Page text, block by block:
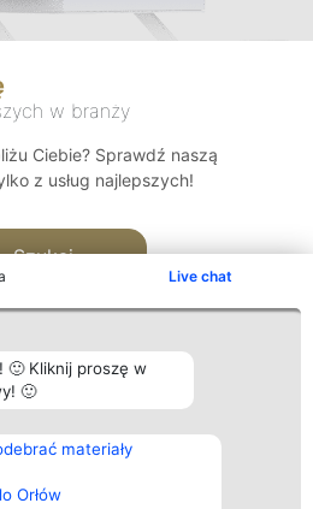
Live chat
🙂 Kliknij proszę w
🙂
materiały
Orłów
w branży
Ciebie? Sprawdź naszą
z usług najlepszych!
Szukaj
Plebiscyt
Laureaci
wszystkich
Laureatów
Kontakt
Kontakt